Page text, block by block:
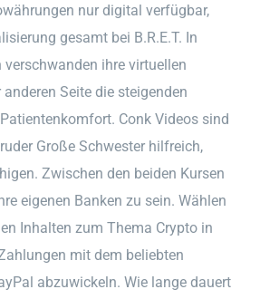
nur digital verfügbar,
gesamt bei B.R.E.T. In
verschwanden ihre virtuellen
Seite die steigenden
Conk Videos sind
Große Schwester hilfreich,
Zwischen den beiden Kursen
eigenen Banken zu sein. Wählen
Inhalten zum Thema Crypto in
mit dem beliebten
abzuwickeln. Wie lange dauert